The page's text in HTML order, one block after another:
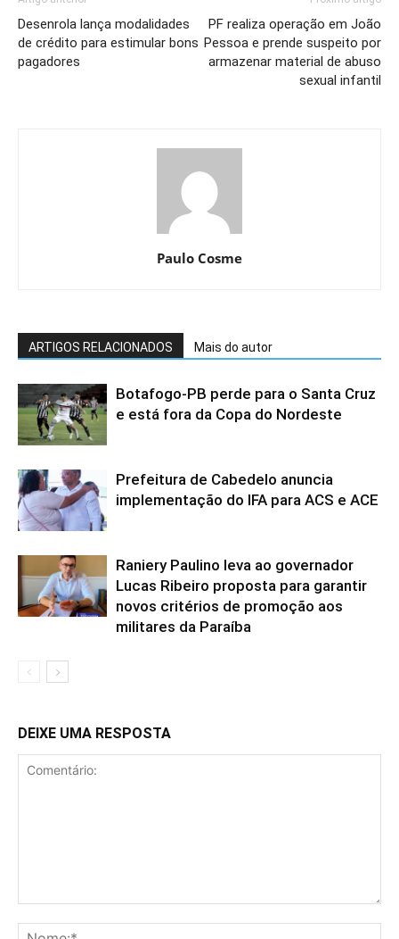
Desenrola lança modalidades
de crédito para estimular bons
pagadores
PF realiza operação em João
Pessoa e prende suspeito por
armazenar material de abuso
sexual infantil
Paulo Cosme
ARTIGOS RELACIONADOS Mais do autor
Botafogo-PB perde para o Santa Cruz
e está fora da Copa do Nordeste
Prefeitura de Cabedelo anuncia
implementação do IFA para ACS e ACE
Raniery Paulino leva ao governador
Lucas Ribeiro proposta para garantir
novos critérios de promoção aos
militares da Paraíba
DEIXE UMA RESPOSTA